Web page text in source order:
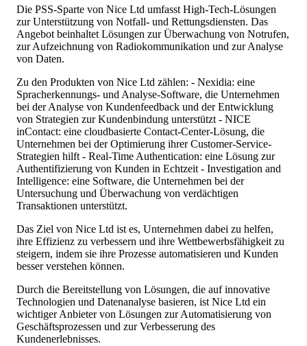
Die PSS-Sparte von Nice Ltd umfasst High-Tech-Lösungen
zur Unterstützung von Notfall- und Rettungsdiensten. Das
Angebot beinhaltet Lösungen zur Überwachung von Notrufen,
zur Aufzeichnung von Radiokommunikation und zur Analyse
von Daten.
Zu den Produkten von Nice Ltd zählen: - Nexidia: eine
Spracherkennungs- und Analyse-Software, die Unternehmen
bei der Analyse von Kundenfeedback und der Entwicklung
von Strategien zur Kundenbindung unterstützt - NICE
inContact: eine cloudbasierte Contact-Center-Lösung, die
Unternehmen bei der Optimierung ihrer Customer-Service-
Strategien hilft - Real-Time Authentication: eine Lösung zur
Authentifizierung von Kunden in Echtzeit - Investigation and
Intelligence: eine Software, die Unternehmen bei der
Untersuchung und Überwachung von verdächtigen
Transaktionen unterstützt.
Das Ziel von Nice Ltd ist es, Unternehmen dabei zu helfen,
ihre Effizienz zu verbessern und ihre Wettbewerbsfähigkeit zu
steigern, indem sie ihre Prozesse automatisieren und Kunden
besser verstehen können.
Durch die Bereitstellung von Lösungen, die auf innovative
Technologien und Datenanalyse basieren, ist Nice Ltd ein
wichtiger Anbieter von Lösungen zur Automatisierung von
Geschäftsprozessen und zur Verbesserung des
Kundenerlebnisses.